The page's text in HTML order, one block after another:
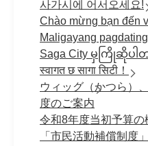
사가시에 어서오세요!
Chào mừng bạn đến
Maligayang
Saga City မှကြိုဆိုပါ
स्वागत छ सागा सिटी！
ウィッグ（かつら）
度のご案内
令和8年度当初予算の
「市民活動補償制度